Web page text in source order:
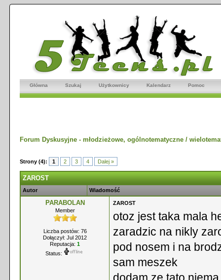
Główna Szukaj Użytkownicy Kalendarz Pomoc
Forum Dyskusyjne - młodzieżowe, ogólnotematyczne /
Strony (4): 1 2 3 4 Dalej »
ZAROST
Autor Wiadomość
PARABOLAN
Member
Liczba postów: 76
Dołączył: Jul 2012
Reputacja: 1
Status:
ZAROST
otoz jest taka mala
zaradzic na nikly
pod nosem i na
sam meszek